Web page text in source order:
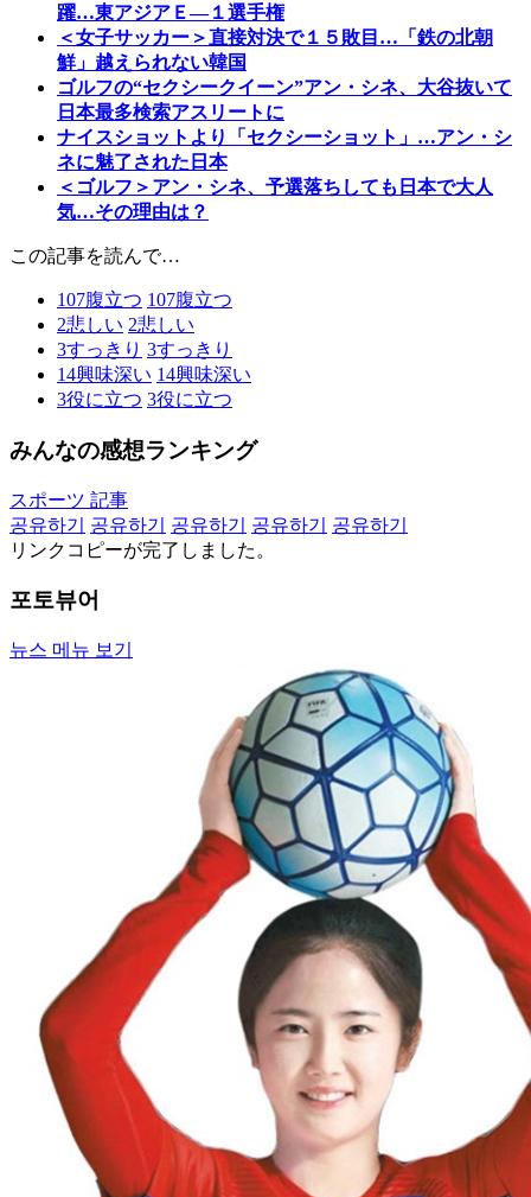
躍…東アジアＥ―１選手権
＜女子サッカー＞直接対決で１５敗目…「鉄の北朝
鮮」越えられない韓国
ゴルフの“セクシークイーン”アン・シネ、大谷抜いて
日本最多検索アスリートに
ナイスショットより「セクシーショット」…アン・シ
ネに魅了された日本
＜ゴルフ＞アン・シネ、予選落ちしても日本で大人
気…その理由は？
この記事を読んで…
107腹立つ 107腹立つ
2悲しい 2悲しい
3すっきり 3すっきり
14興味深い 14興味深い
3役に立つ 3役に立つ
みんなの感想ランキング
スポーツ 記事
공유하기
공유하기 공유하기 공유하기
공유하기
リンクコピーが完了しました。
포토뷰어
뉴스 메뉴 보기